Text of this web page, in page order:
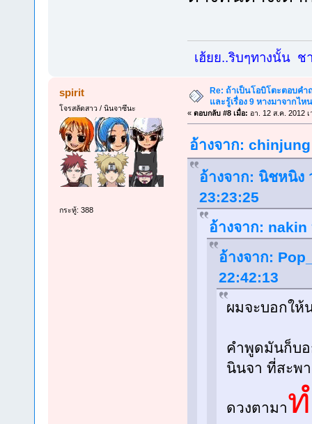
เฮ้ยย..ริบๆทางนั้น ช
spirit
โจรสลัดสาว / นินจาซึนะ
กระทู้: 388
Re: ถ้าเป็นโอบิโตะตอบค
และรู้เรื่อง 9 หางมาจากไ
« ตอบกลับ #8 เมื่อ: อา. 12 ส.ค. 2012
อ้างจาก:
อ้างจาก: นิชหนิง
23:23:25
อ้างจาก: nakin
อ้างจาก:
22:42:13
ผมจะบอกให้
คำพูดมันก็บ
นินจา ที่สะพ
ดวงตามา